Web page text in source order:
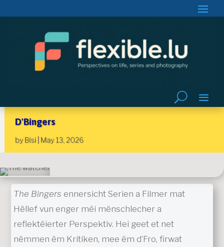
D'Bingers
byBisi| May 13, 2026
The Bingers ennersicht Serien a Filmer mat
Hëllef vun enger méi mënschlecher a
reflektéierter Perspektiv. Hei geet et net
nëmmen ëm Kritiken, mee ëm d’Fro, firwat